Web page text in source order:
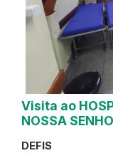
Visita ao
NOSSA
DEFIS